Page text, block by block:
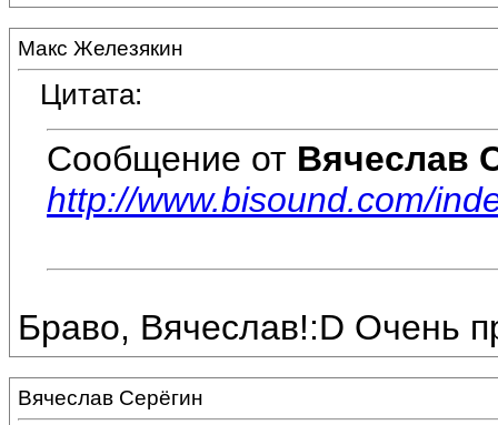
Макс Железякин
Цитата:
Сообщение от Вячеслав
http://www.bisound.com/
Браво, Вячеслав!:D Очень
Вячеслав Серёгин